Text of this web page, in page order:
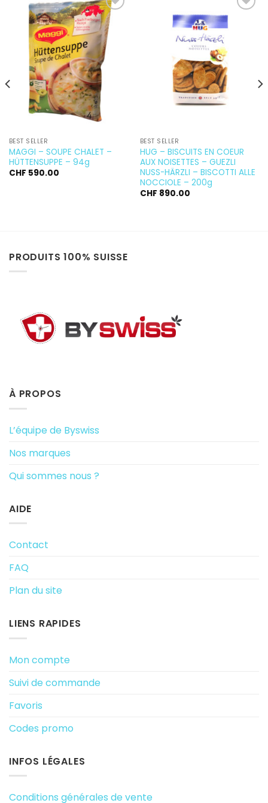
Ajouter
à la
wishlist
BEST SELLER
MAGGI – SOUPE CHALET –
HÜTTENSUPPE – 94g
CHF 590.00
wishlist
BEST SELLER
HUG – BISCUITS EN COEUR
AUX NOISETTES – GUEZLI
NUSS-HÄRZLI – BISCOTTI ALLE
NOCCIOLE – 200g
CHF 890.00
PRODUITS 100% SUISSE
À PROPOS
L’équipe de Byswiss
Nos marques
Qui sommes nous ?
AIDE
Contact
FAQ
Plan du site
LIENS RAPIDES
Mon compte
Suivi de commande
Favoris
Codes promo
INFOS LÉGALES
Conditions générales de vente